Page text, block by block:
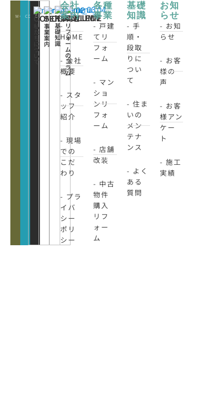
WORKSCONATCT
CLOSE
CONCEPT
私
た
ち
に
つ
い
て
SERVICE
事
業
案
内
KNOWLEDE
基
礎
知
識
COLUMN
リ
フ
ォ
ー
ム
の
コ
ラ
ム
会社
案内
-
HOME
- 会社
概要
- スタ
ッフ
紹介
- 現場
での
こだ
わり
- プラ
イバ
シー
ポリ
シー
各種
事業
- 戸建
てリ
フォ
ーム
- マン
ショ
ンリ
フォ
ーム
- 店舗
改装
- 中古
物件
購入
リフ
ォー
ム
基礎
知識
- 手
順・
段取
りに
つい
て
- 住ま
いの
メン
テナ
ンス
- よく
ある
質問
お知
らせ
- お知
らせ
- お客
様の
声
- お客
様アン
ケー
ト
- 施工
実績